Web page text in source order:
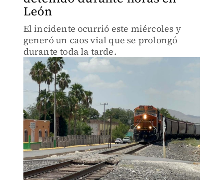
León
El incidente ocurrió este miércoles y
generó un caos vial que se prolongó
durante toda la tarde.